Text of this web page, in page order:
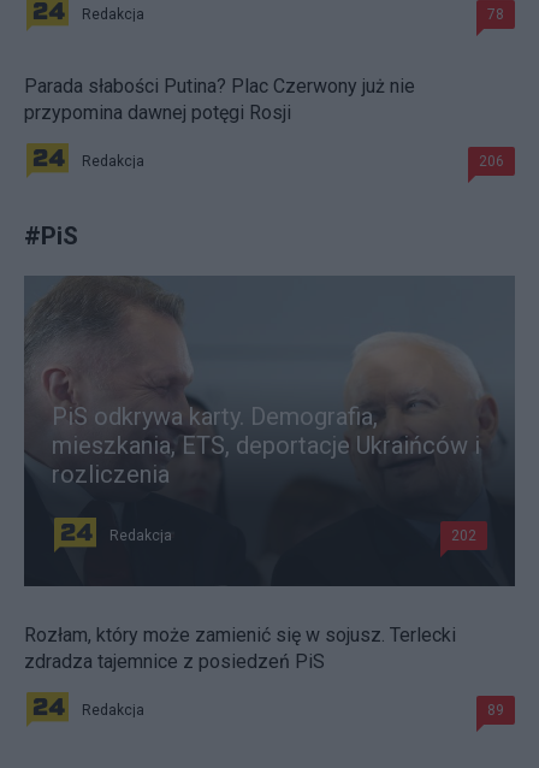
Redakcja 78
Parada słabości Putina? Plac Czerwony już nie
przypomina dawnej potęgi Rosji
Redakcja 206
#PiS
PiS odkrywa karty. Demografia,
mieszkania, ETS, deportacje Ukraińców i
rozliczenia
Redakcja 202
Rozłam, który może zamienić się w sojusz. Terlecki
zdradza tajemnice z posiedzeń PiS
Redakcja 89